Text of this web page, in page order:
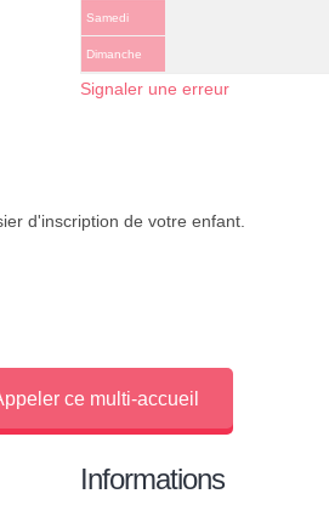
Samedi
Dimanche
Signaler une erreur
d'inscription de votre enfant.
ce multi-accueil
Informations